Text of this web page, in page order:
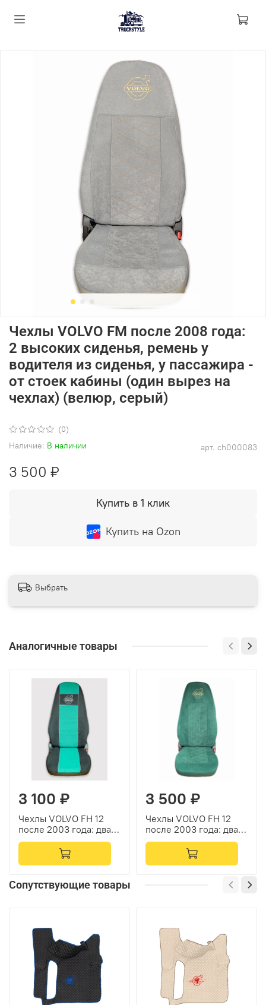
(0)
арт. ch000083
Наличие: В наличии
Чехлы VOLVO FM после 2008 года:
2 высоких сиденья, ремень у
водителя из сиденья, у пассажира -
от стоек кабины (один вырез на
чехлах) (велюр, серый)
3 500 ₽
Купить в 1 клик
Купить на Ozon
Выбрать
Аналогичные товары
3 100 ₽
Чехлы VOLVO FH 12
после 2003 года: два
высоких сиденья,
ремни от стоек кабины
(нет выреза под
черный, зеленая
вставка)
3 500 ₽
Чехлы VOLVO FH 12
после 2003 года: два
высоких сиденья,
ремни от стоек кабины
(нет выреза под
Сопутствующие товары